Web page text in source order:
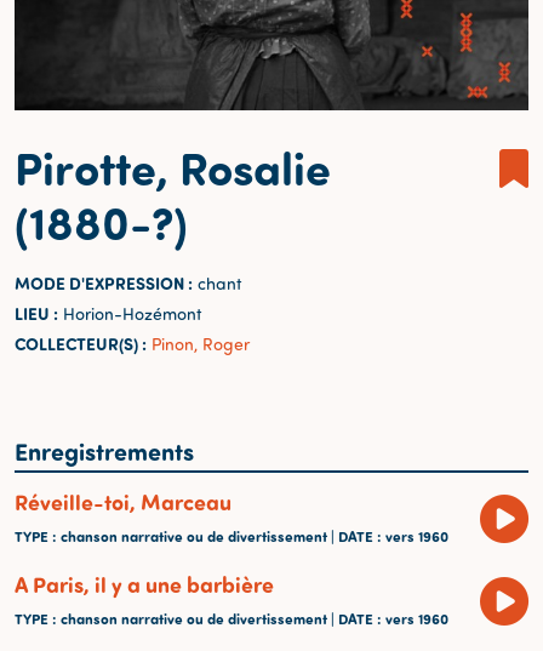
Pirotte, Rosalie
(1880-?)
MODE D'EXPRESSION : chant
LIEU : Horion-Hozémont
COLLECTEUR(S) : Pinon, Roger
Enregistrements
Réveille-toi, Marceau
TYPE : chanson narrative ou de divertissement | DATE : vers 1960
A Paris, il y a une barbière
TYPE : chanson narrative ou de divertissement | DATE : vers 1960